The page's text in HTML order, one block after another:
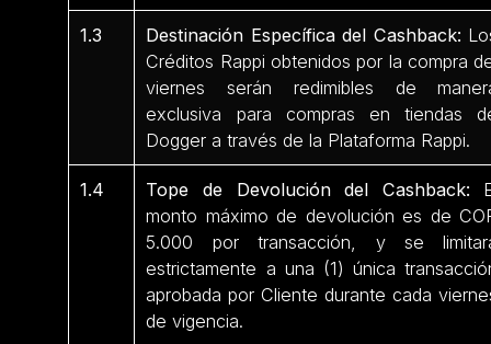
1.3 Destinación Específica del Cashback:
Créditos Rappi obtenidos por la compra
viernes serán redimibles de
exclusiva para compras en tiendas
Dogger a través de la Plataforma Rappi.
1.4 Tope de Devolución del Cashback:
monto máximo de devolución es de
5.000 por transacción, y se
estrictamente a una (1) única
aprobada por Cliente durante cada
de vigencia.